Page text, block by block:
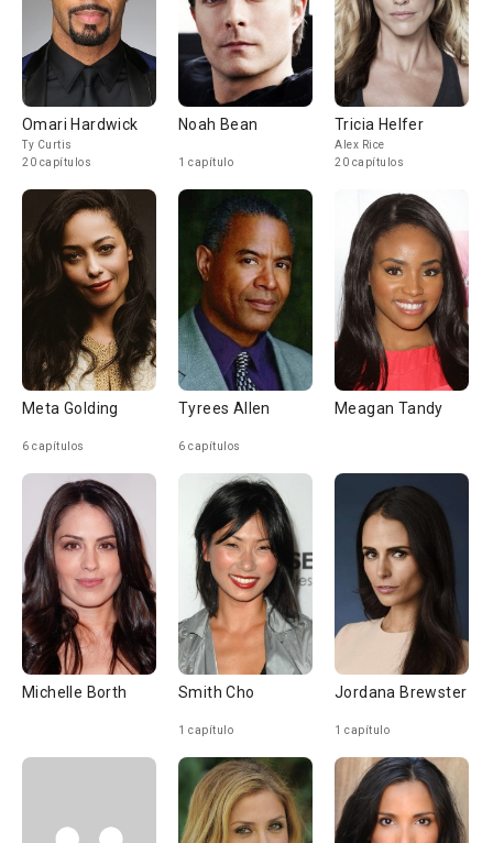
Omari Hardwick
Ty Curtis
20 capítulos
Noah Bean
1 capítulo
Tricia Helfer
Alex Rice
20 capítulos
Meta Golding
6 capítulos
Tyrees Allen
6 capítulos
Meagan Tandy
Michelle Borth Smith Cho
1 capítulo
Jordana Brewster
1 capítulo